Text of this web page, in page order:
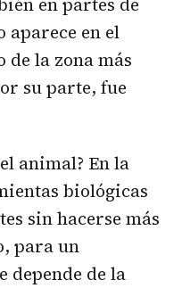
en partes de
aparece en el
la zona más
su parte, fue
animal? En la
biológicas
sin hacerse más
para un
depende de la